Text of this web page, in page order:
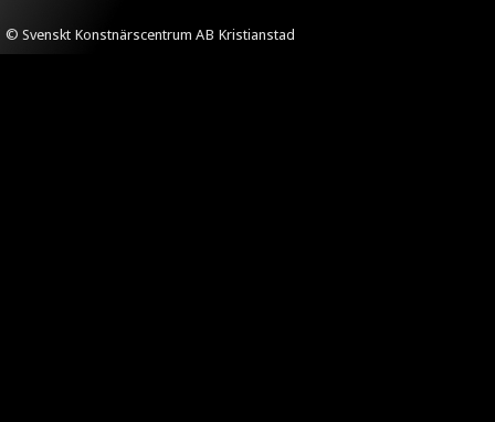
© Svenskt Konstnärscentrum AB Kristianstad